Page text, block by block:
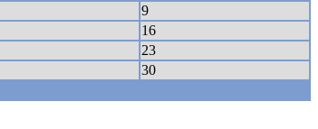
9
16
23
30